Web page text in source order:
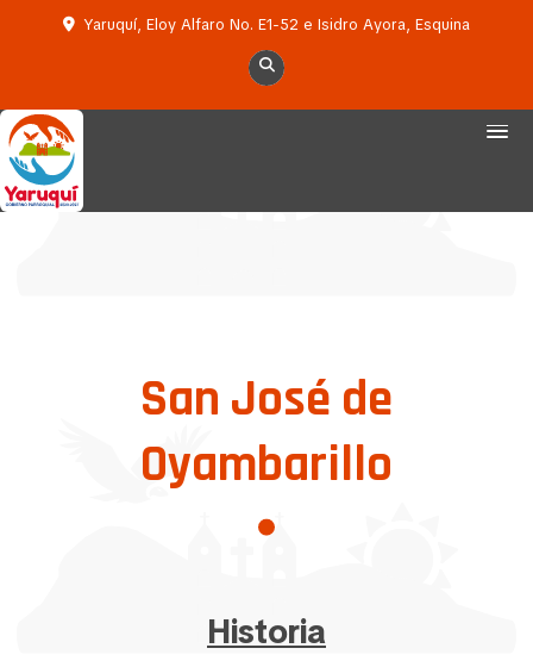
Yaruquí, Eloy Alfaro No. E1-52 e Isidro Ayora, Esquina
San José de
Oyambarillo
Historia